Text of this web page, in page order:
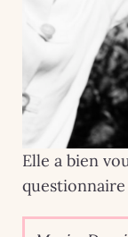
Elle a bien
questionnaire